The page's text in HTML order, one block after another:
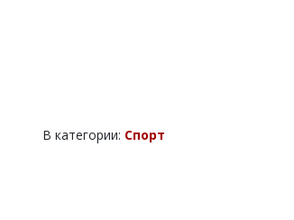
В категории: Спорт